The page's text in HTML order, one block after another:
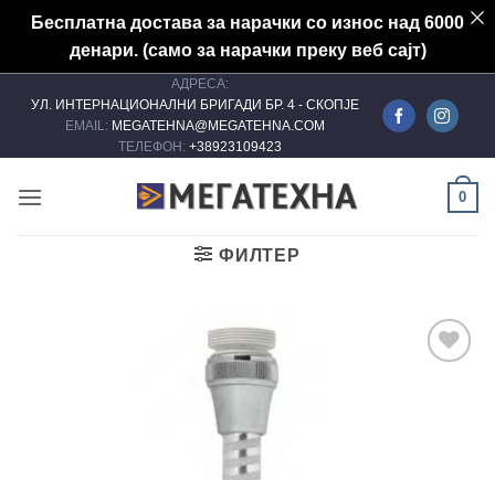
Бесплатна достава за нарачки со износ над 6000
денари. (само за нарачки преку веб сајт)
АДРЕСА:
УЛ. ИНТЕРНАЦИОНАЛНИ БРИГАДИ БР. 4 - СКОПЈЕ
EMAIL: MEGATEHNA@MEGATEHNA.COM
ТЕЛЕФОН: +38923109423
0
ФИЛТЕР